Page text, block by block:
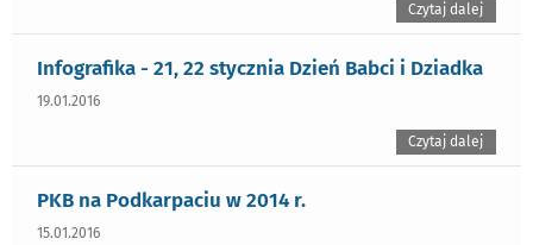
Czytaj dalej
Infografika - 21, 22 stycznia Dzień Babci i Dziadka
19.01.2016
Czytaj dalej
PKB na Podkarpaciu w 2014 r.
15.01.2016